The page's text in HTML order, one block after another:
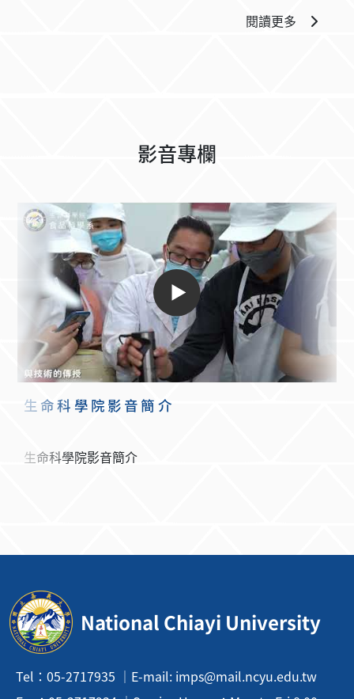
閱讀更多
影音專欄
生命科學院影音簡介
生命科學院影音簡介
National Chiayi University
Tel：05-2717935 ｜E-mail: imps@mail.ncyu.edu.tw